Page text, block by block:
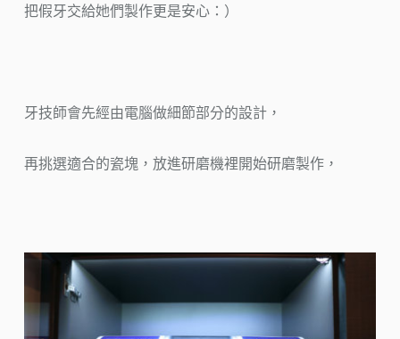
把假牙交給她們製作更是安心：）
牙技師會先經由電腦做細節部分的設計，
再挑選適合的瓷塊，放進研磨機裡開始研磨製作，